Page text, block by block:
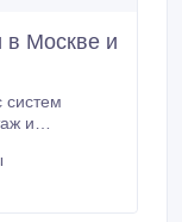
в Москве и
без